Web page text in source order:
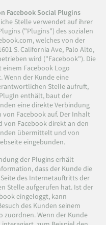
Facebook Social Plugins
Stelle verwendet auf ihrer
("Plugins") des sozialen
welches von der
S. California Ave, Palo Alto,
wird ("Facebook"). Die
einem Facebook Logo
Wenn der Kunde eine
Stelle aufruft,
enthält, baut der
eine direkte Verbindung
von Facebook auf. Der Inhalt
von Facebook direkt an den
übermittelt und von
eingebunden.
der Plugins erhält
dass der Kunde die
des Internetauftritts der
Stelle aufgerufen hat. Ist der
eingeloggt, kann
des Kunden seinem
zuordnen. Wenn der Kunde